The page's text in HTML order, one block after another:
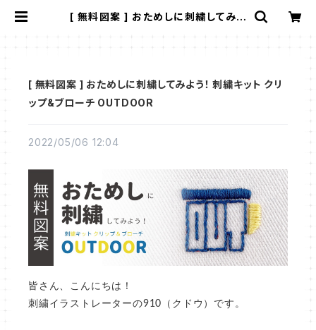
[ 無料図案 ] おためしに刺繍してみよ
[ 無料図案 ] おためしに刺繍してみよう！ 刺繍キット クリ
ップ&ブローチ OUTDOOR
2022/05/06 12:04
皆さん、こんにちは！
刺繍イラストレーターの910（クドウ）です。